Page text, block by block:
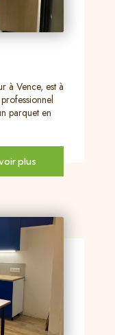
à Vence, est à
parquet en
plus